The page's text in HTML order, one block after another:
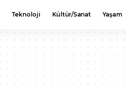
Teknoloji Kültür/Sanat Yaşam